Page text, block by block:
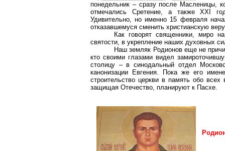
понедельник – сразу после Масленицы,
отмечались Сретение, а также XXI
Удивительно, но именно 15 февраля
отказавшемуся сменить христианскую
Как говорят священники, миро
святости, в укрепление наших духовных
Наш земляк Родионов еще не
кто своими глазами видел
столицу – в синодальный отдел
канонизации Евгения. Пока же его
строительство церкви в память обо всех
защищая Отечество, планируют к Пасхе.